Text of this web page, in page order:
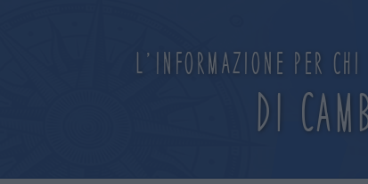
L'informazione per chi
di